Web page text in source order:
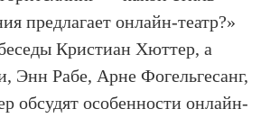
предлагает онлайн-театр?»
Кристиан Хюттер, а
Энн Рабе, Арне Фогельгесанг,
обсудят особенности онлайн-